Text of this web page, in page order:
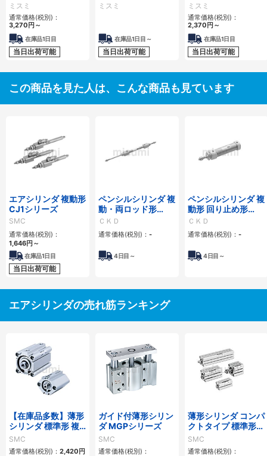
ミスミ
通常価格(税別)：
3,270円～
在庫品1日目
当日出荷可能
ミスミ
在庫品1日目～
当日出荷可能
ミスミ
通常価格(税別)：
2,370円～
在庫品1日目
当日出荷可能
この商品を見た人は、こんな商品も見ています
エアシリンダ 複動形
CJ1シリーズ
SMC
通常価格(税別)：
1,646円～
在庫品1日目
当日出荷可能
ペンシルシリンダ 複
動・両ロッド形
SCPD3-Dシリーズ
ＣＫＤ
通常価格(税別)： -
4日目～
ペンシルシリンダ 複
動形 回り止め形
SCPD3-Mシリーズ
ＣＫＤ
通常価格(税別)： -
4日目～
エアシリンダの売れ筋ランキング
【在庫品多数】薄形
シリンダ 標準形 複
動・片ロッド CQ2
シリーズ
SMC
通常価格(税別)： 2,420円
ガイド付薄形シリン
ダ MGPシリーズ
SMC
通常価格(税別)：
薄形シリンダ コンパ
クトタイプ 標準形
複動 片ロッド CQS
シリーズ
SMC
通常価格(税別)：